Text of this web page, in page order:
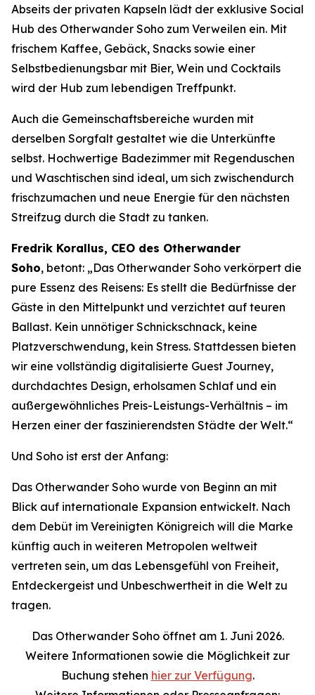
Abseits der privaten Kapseln lädt der exklusive Social
Hub des Otherwander Soho zum Verweilen ein. Mit
frischem Kaffee, Gebäck, Snacks sowie einer
Selbstbedienungsbar mit Bier, Wein und Cocktails
wird der Hub zum lebendigen Treffpunkt.
Auch die Gemeinschaftsbereiche wurden mit
derselben Sorgfalt gestaltet wie die Unterkünfte
selbst. Hochwertige Badezimmer mit Regenduschen
und Waschtischen sind ideal, um sich zwischendurch
frischzumachen und neue Energie für den nächsten
Streifzug durch die Stadt zu tanken.
Fredrik Korallus, CEO des Otherwander
Soho, betont: „Das Otherwander Soho verkörpert die
pure Essenz des Reisens: Es stellt die Bedürfnisse der
Gäste in den Mittelpunkt und verzichtet auf teuren
Ballast. Kein unnötiger Schnickschnack, keine
Platzverschwendung, kein Stress. Stattdessen bieten
wir eine vollständig digitalisierte Guest Journey,
durchdachtes Design, erholsamen Schlaf und ein
außergewöhnliches Preis-Leistungs-Verhältnis – im
Herzen einer der faszinierendsten Städte der Welt.“
Und Soho ist erst der Anfang:
Das Otherwander Soho wurde von Beginn an mit
Blick auf internationale Expansion entwickelt. Nach
dem Debüt im Vereinigten Königreich will die Marke
künftig auch in weiteren Metropolen weltweit
vertreten sein, um das Lebensgefühl von Freiheit,
Entdeckergeist und Unbeschwertheit in die Welt zu
tragen.
Das Otherwander Soho öffnet am 1. Juni 2026.
Weitere Informationen sowie die Möglichkeit zur
Buchung stehen hier zur Verfügung.